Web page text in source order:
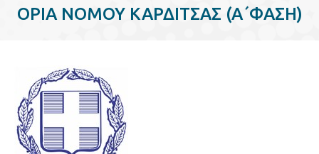
ΟΡΙΑ ΝΟΜΟΥ ΚΑΡΔΙΤΣΑΣ (Α΄ΦΑΣΗ)